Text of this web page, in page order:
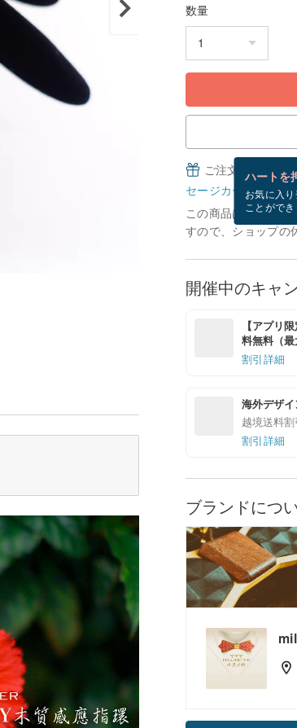
数量
ハートを
お気に入
ことができ
ご注文完了後、
セージカードとは？
この商品は「受注制
すので、ショップの
開催中のキャ
【アプリ
料無料（最
割引詳細
海外デザ
越境送料割
割引詳細
ブランドにつ